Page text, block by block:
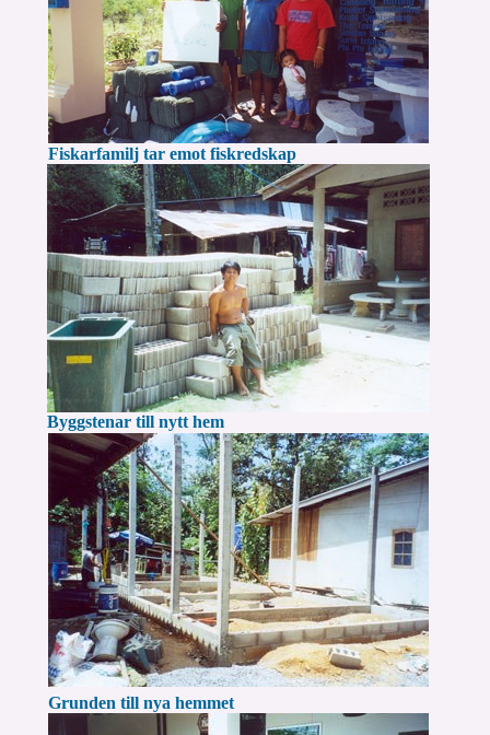
Fiskarfamilj tar emot fiskredskap
Byggstenar till nytt hem
Grunden till nya hemmet